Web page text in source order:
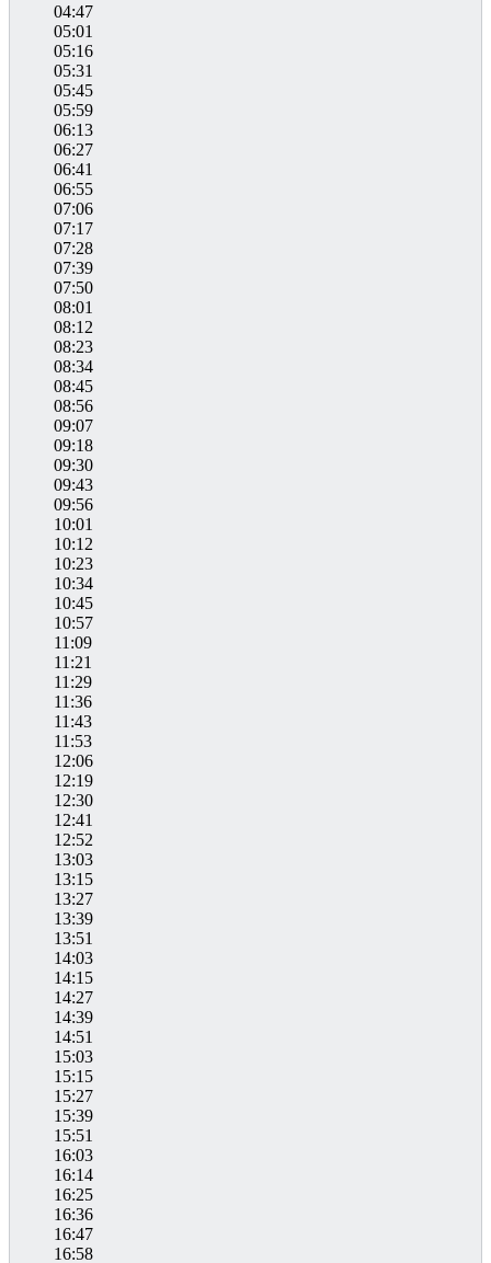
04:47
05:01
05:16
05:31
05:45
05:59
06:13
06:27
06:41
06:55
07:06
07:17
07:28
07:39
07:50
08:01
08:12
08:23
08:34
08:45
08:56
09:07
09:18
09:30
09:43
09:56
10:01
10:12
10:23
10:34
10:45
10:57
11:09
11:21
11:29
11:36
11:43
11:53
12:06
12:19
12:30
12:41
12:52
13:03
13:15
13:27
13:39
13:51
14:03
14:15
14:27
14:39
14:51
15:03
15:15
15:27
15:39
15:51
16:03
16:14
16:25
16:36
16:47
16:58